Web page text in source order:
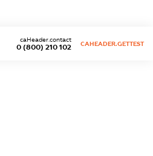
0 (800) 210 102
caHeader.contact
CAHEADER.GETTEST